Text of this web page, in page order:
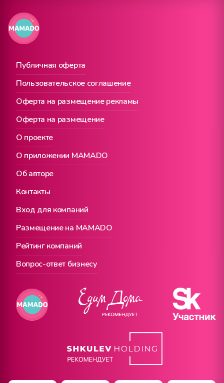
Публичная оферта
О проекте
Вход для компаний
Пользовательское соглашение
О приложении MAMADO
Размещение на MAMADO
Оферта на размещение рекламы
Об авторе
Рейтинг компаний
Оферта на размещение
Контакты
Вопрос-ответ бизнесу